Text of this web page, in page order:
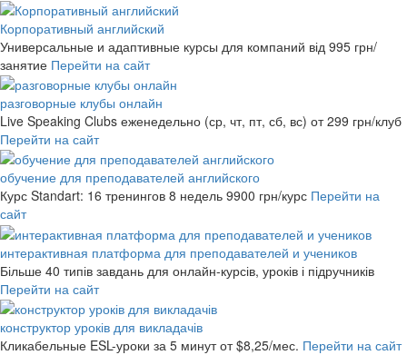
Корпоративный английский
Универсальные и адаптивные курсы для компаний від 995 грн/
занятие Перейти на сайт
разговорные клубы онлайн
Live Speaking Clubs еженедельно (ср, чт, пт, сб, вс) от 299 грн/клуб
Перейти на сайт
обучение для преподавателей английского
Курс Standart: 16 тренингов 8 недель 9900 грн/курс Перейти на
сайт
интерактивная платформа для преподавателей и учеников
Більше 40 типів завдань для онлайн-курсів, уроків і підручників
Перейти на сайт
конструктор уроків для викладачів
Кликабельные ESL-уроки за 5 минутот $8,25/мес. Перейти на сайт